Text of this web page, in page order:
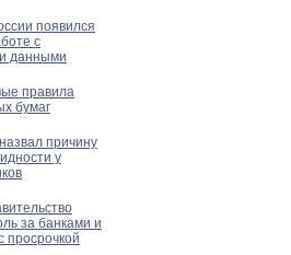
появился
с
данными
правила
бумаг
причину
у
за банками и
просрочкой